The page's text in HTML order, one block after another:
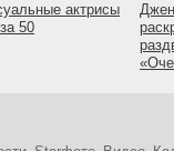
актрисы
50